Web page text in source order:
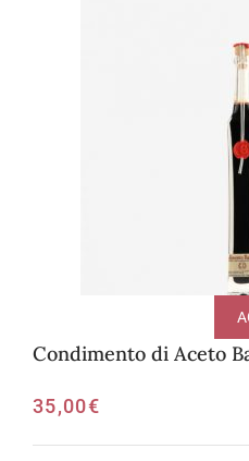
Condimento di Aceto
35,00€